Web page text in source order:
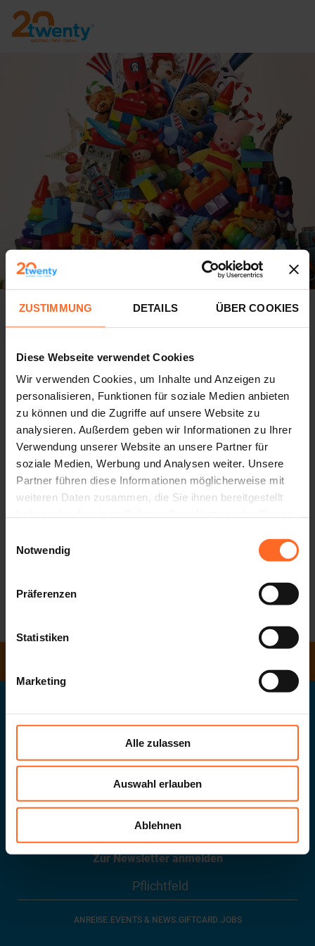
ZUSTIMMUNG DETAILS ÜBER COOKIES
Diese Webseite verwendet Cookies
Wir verwenden Cookies, um Inhalte und Anzeigen zu
personalisieren, Funktionen für soziale Medien anbieten
zu können und die Zugriffe auf unsere Website zu
analysieren. Außerdem geben wir Informationen zu Ihrer
Verwendung unserer Website an unsere Partner für
soziale Medien, Werbung und Analysen weiter. Unsere
Partner führen diese Informationen möglicherweise mit
weiteren Daten zusammen, die Sie ihnen bereitgestellt
Notwendig
Präferenzen
Statistiken
Marketing
Alle zulassen
Auswahl erlauben
Ablehnen
Es gibt wieder den Kinderflohmarkt!
Unter dem Motto „Von Kind zu Kind“können die jungen
Schulbücher, die sie selbst nicht mehr verwenden, im
Beisein eines Erwachsenen zum Verkauf anbieten.
Am Sonntag, 15. Oktober von 14.00 bis 18.00 Uhr ist es
soweit.
Die Tische für den Markt sind bereits ausgebucht. Wir
freuen uns darauf, euch zahlreich auf dem Markt mit den
Angeboten der Kinder zu sehen!
T +39 0471 533 644
Das Südtiroler Landeseinkaufszentrum
G. Galileistraße 20.39100Bozen.MwSt-Nr.02432620215
Zur Newsletter anmelden
ANREISE. EVENTS & NEWS.GIFTCARD.JOBS